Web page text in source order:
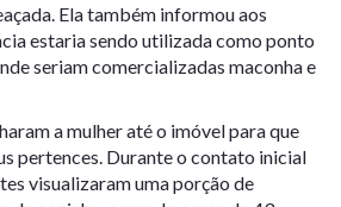
Ela também informou aos
estaria sendo utilizada como ponto
seriam comercializadas maconha e
a mulher até o imóvel para que
pertences. Durante o contato inicial
visualizaram uma porção de